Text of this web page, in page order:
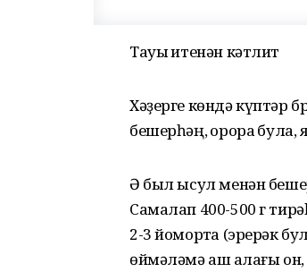
Тауыҡ итенән кәтлит
Хәҙерге көндә күптәр
бешерһәң, ҡорораҡ
Ә был ысул менән
Самалап 400-500 г
2-3 йомортҡа (эрерәк
өймәләмә аш ҡалағы он,